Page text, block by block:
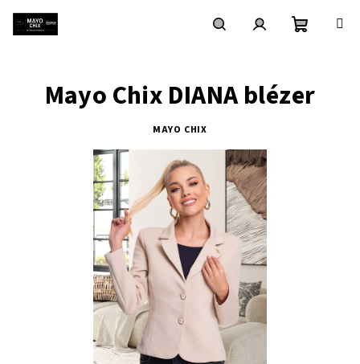
Mayo Chix DIANA blézer
MAYO CHIX